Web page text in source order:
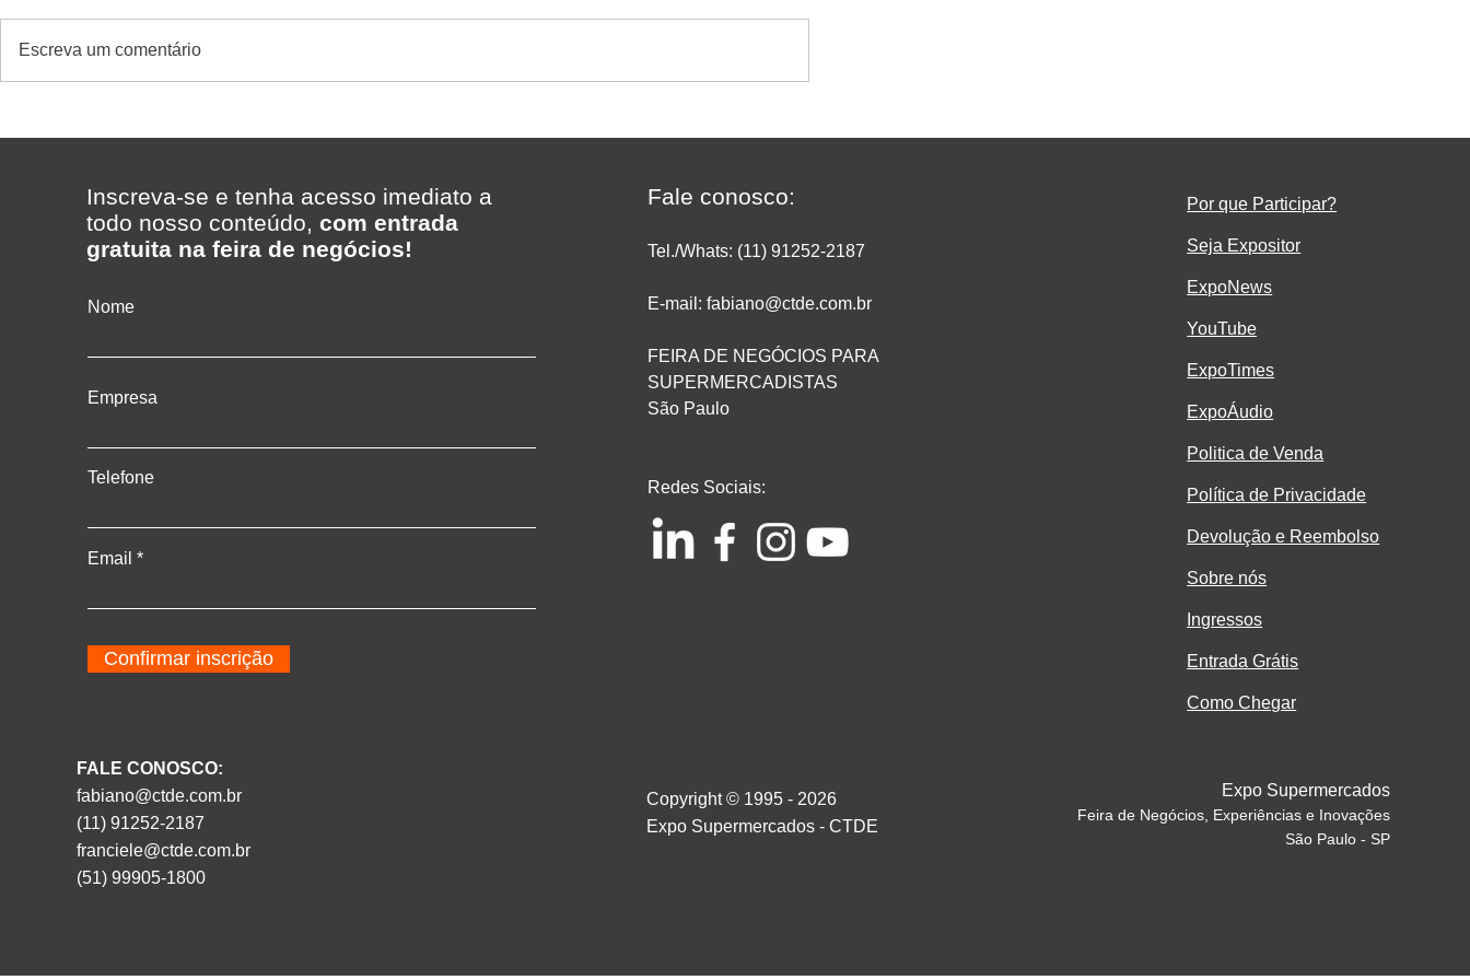
integrada da Urano: conheça
510T/2A: Câmara maior para
embalagem de alimentos
410T/2A: Mais Capacidade e
Escreva um comentário
Inscreva-se e tenha acesso imediato a
todo nosso conteúdo, com entrada
gratuita na feira de negócios!
Nome
Empresa
Telefone
Email
Confirmar inscrição
FALE CONOSCO:
fabiano@ctde.com.br
(11) 91252-2187
franciele@ctde.com.br
(51) 99905-1800
Fale conosco:
Tel./Whats: (11) 91252-2187
E-mail: fabiano@ctde.com.br
FEIRA DE NEGÓCIOS PARA
SUPERMERCADISTAS
São Paulo
Redes Sociais:
Copyright © 1995 - 2026
Expo Supermercados - CTDE
Por que Participar?
Seja Expositor
ExpoNews
YouTube
ExpoTimes
ExpoÁudio
Politica de Venda
Política de Privacidade
Devolução e Reembolso
Sobre nós
Ingressos
Entrada Grátis
Como Chegar
Expo Supermercados
Feira de Negócios, Experiências e Inovações
São Paulo - SP